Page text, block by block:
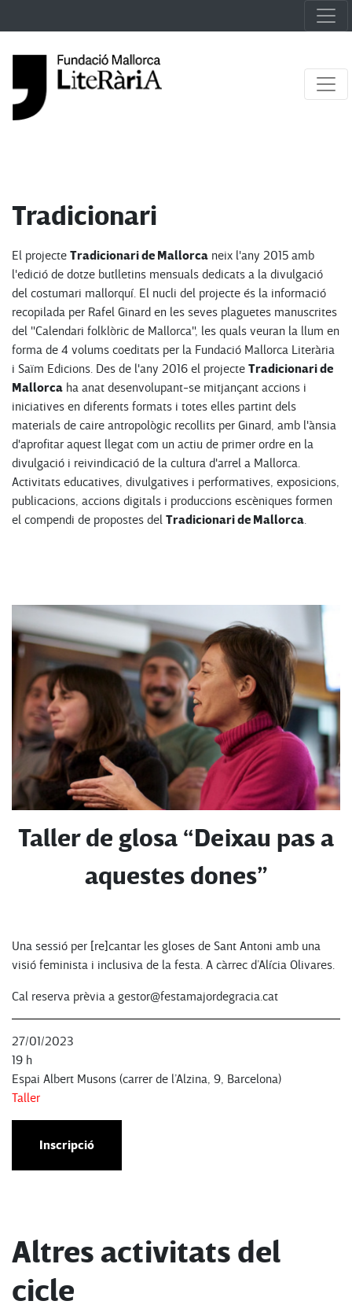
Tradicionari
El projecte Tradicionari de Mallorca neix l'any 2015 amb
l'edició de dotze butlletins mensuals dedicats a la divulgació
del costumari mallorquí. El nucli del projecte és la informació
recopilada per Rafel Ginard en les seves plaguetes manuscrites
del "Calendari folklòric de Mallorca", les quals veuran la llum en
forma de 4 volums coeditats per la Fundació Mallorca Literària
i Saïm Edicions. Des de l'any 2016 el projecte Tradicionari de
Mallorca ha anat desenvolupant-se mitjançant accions i
iniciatives en diferents formats i totes elles partint dels
materials de caire antropològic recollits per Ginard, amb l'ànsia
d'aprofitar aquest llegat com un actiu de primer ordre en la
divulgació i reivindicació de la cultura d'arrel a Mallorca.
Activitats educatives, divulgatives i performatives, exposicions,
publicacions, accions digitals i produccions escèniques formen
el compendi de propostes del Tradicionari de Mallorca.
Taller de glosa “Deixau pas a
aquestes dones”
Una sessió per [re]cantar les gloses de Sant Antoni amb una
visió feminista i inclusiva de la festa. A càrrec d’Alícia Olivares.
Cal reserva prèvia a gestor@festamajordegracia.cat
27/01/2023
19 h
Espai Albert Musons (carrer de l’Alzina, 9, Barcelona)
Taller
Inscripció
Altres activitats del
cicle